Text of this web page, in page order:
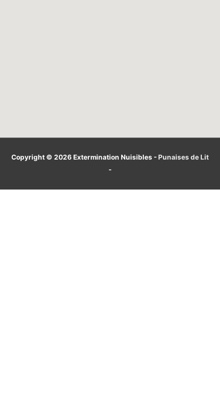
Copyright © 2026Extermination Nuisibles -Punaises de Lit
-